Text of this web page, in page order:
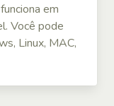
em
Você pode
Linux, MAC,